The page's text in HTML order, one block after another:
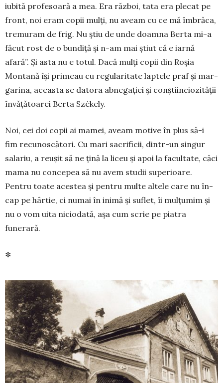
iubită profesoară a mea. Era război, tata era plecat pe
front, noi eram copii mulți, nu aveam cu ce mă îmbrăca,
tremuram de frig. Nu știu de unde doamna Berta mi-a
făcut rost de o bun­diță și n-am mai știut că e iarnă
afară”. Și asta nu e totul. Dacă mulți copii din Roșia
Montană își primeau cu regu­laritate lapte­le praf și mar­
garina, aceasta se datora ab­ne­gației și conștiinciozității
învățătoarei Berta Székely.
Noi, cei doi copii ai mamei, aveam motive în plus să-i
fim recunoscători. Cu mari sacrificii, dintr-un singur
salariu, a reușit să ne țină la liceu și apoi la facultate, căci
ma­ma nu con­cepea să nu avem studii supe­rioare.
Pentru toate acestea și pentru multe altele care nu în­
cap pe hârtie, ci numai în inimă și suflet, îi mul­țumim și
nu o vom uita niciodată, așa cum scrie pe piatra
funerară.
*